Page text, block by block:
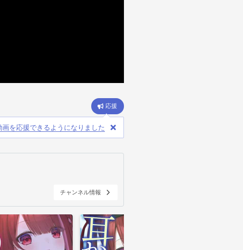
応援
画を応援できるようになりました
チャンネル情報